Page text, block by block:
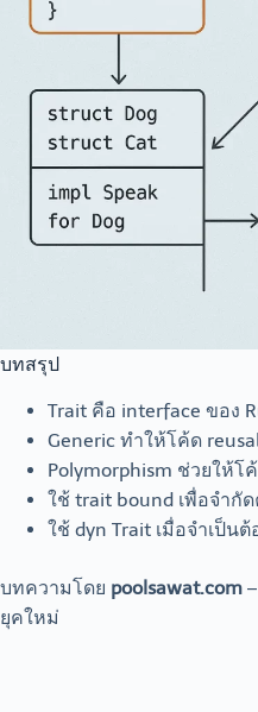
บทสรุป
Trait คือ interface ของ
Generic ทำให้โค้ด
Polymorphism ช่วยให้โ
ใช้ trait bound เพื่อจำกั
ใช้ dyn Trait เมื่อจำเป็น
บทความโดย poolsawat.com
ยุคใหม่